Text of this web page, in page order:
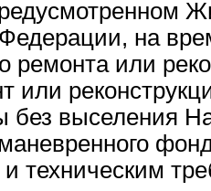
на
ремонта или
или
без выселения
техническим